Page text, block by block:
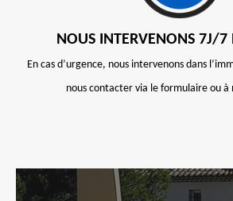
NOUS INTERVENONS 7J/
En cas d’urgence, nous intervenons dans
nous contacter via le formulaire ou à